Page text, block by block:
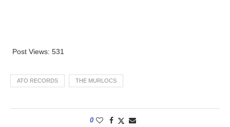
Post Views: 531
ATO RECORDS THE MURLOCS
0